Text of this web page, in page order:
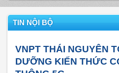
TIN NỘI BỘ
VNPT THÁI NGUYÊN
DƯỠNG KIẾN THỨC